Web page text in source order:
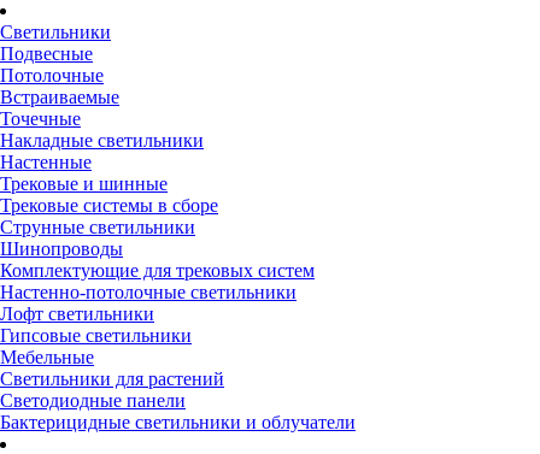
Светильники
Подвесные
Потолочные
Встраиваемые
Точечные
Накладные светильники
Настенные
Трековые и шинные
Трековые системы в сборе
Струнные светильники
Шинопроводы
Комплектующие для трековых систем
Настенно-потолочные светильники
Лофт светильники
Гипсовые светильники
Мебельные
Светильники для растений
Светодиодные панели
Бактерицидные светильники и облучатели